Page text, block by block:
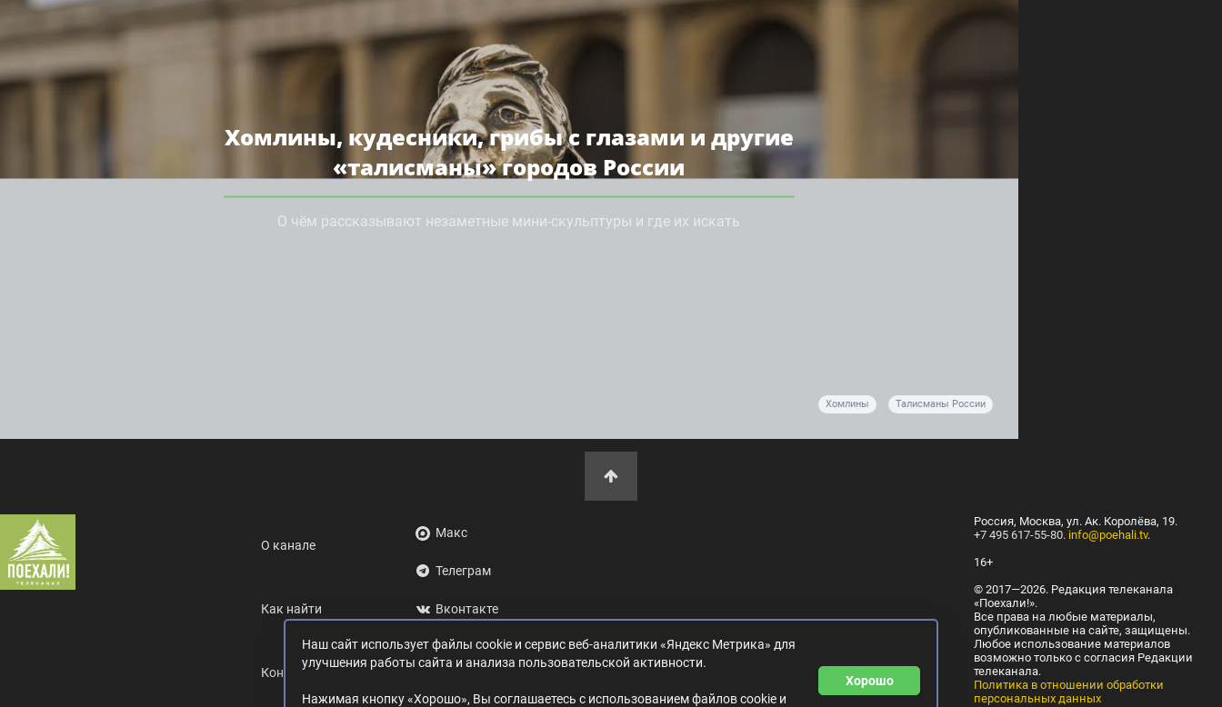
Хомлины, кудесники, грибы с глазами и другие
«талисманы» городов России
О чём рассказывают незаметные мини-скульптуры и где их искать
Хомлины Талисманы России
О канале
Как найти
Контакты
Макс
Телеграм
Вконтакте
ОК
Россия, Москва, ул. Ак. Королёва, 19.
+7 495 617-55-80. info@poehali.tv.
16+
© 2017—2026. Редакция телеканала
«Поехали!».
Все права на любые материалы,
опубликованные на сайте, защищены.
Любое использование материалов
возможно только с согласия Редакции
телеканала.
Политика в отношении обработки
персональных данных
Наш сайт использует файлы cookie и сервис веб-аналитики «Яндекс Метрика» для
улучшения работы сайта и анализа пользовательской активности.
Нажимая кнопку «Хорошо», Вы соглашаетесь с использованием файлов cookie и
Хорошо